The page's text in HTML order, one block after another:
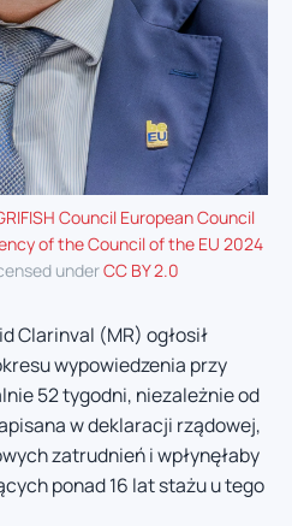
Council European Council
of the Council of the EU 2024
underCC BY 2.0
Clarinval (MR) ogłosił
wypowiedzenia przy
52 tygodni, niezależnie od
w deklaracji rządowej,
zatrudnień i wpłynęłaby
ponad 16 lat stażu u tego